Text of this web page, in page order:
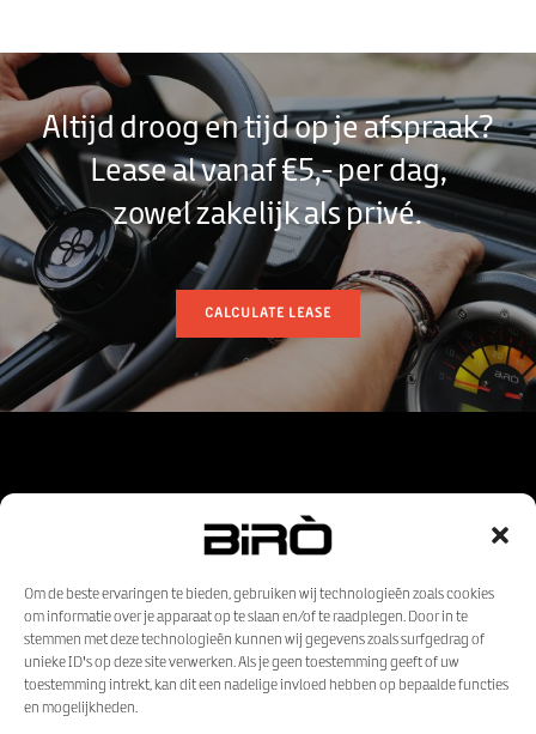
Om de beste ervaringen te bieden, gebruiken wij technologieën zoals cookies
om informatie over je apparaat op te slaan en/of te raadplegen. Door in te
stemmen met deze technologieën kunnen wij gegevens zoals surfgedrag of
unieke ID's op deze site verwerken. Als je geen toestemming geeft of uw
toestemming intrekt, kan dit een nadelige invloed hebben op bepaalde functies
en mogelijkheden.
Altijd droog en tijd op je afspraak?
Lease al vanaf €5,- per dag,
zowel zakelijk als privé.
CALCULATE LEASE